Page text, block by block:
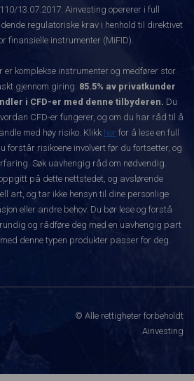
13.07.2017. Ainvesting opererer i full
regulatoriske krav i henhold til direktivet
finansielle instrumenter (MiFID).
er komplekse instrumenter og medfører stor
gjennom giring. 85.5% av privatkunder
i CFD-er med denne tilbyderen. Du
CFD-er fungerer, og om du har råd til å
med høy risiko. Klikk her for å lese en full
forstår risikoene involvert før du fortsetter, og
Søk uavhengig råd om nødvendig.
på dette nettstedet, og avslørende
art, og tar ikke hensyn til dine personlige
eller andre behov. Du bør lese og forstå
og rådføre deg med en uavhengig part
denne typen produkter passer for deg.
© Alle rettigheter forbeholdt
Ainvesting